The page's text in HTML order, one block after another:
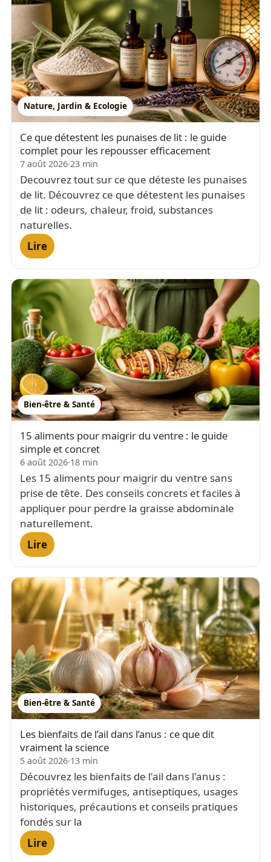
Nature, Jardin & Ecologie
Ce que détestent les punaises de lit : le guide
complet pour les repousser efficacement
7 août 2026·23 min
Decouvrez tout sur ce que déteste les punaises
de lit. Découvrez ce que détestent les punaises
de lit : odeurs, chaleur, froid, substances
naturelles.
Lire
Bien-être & Santé
15 aliments pour maigrir du ventre : le guide
simple et concret
6 août 2026·18 min
Les 15 aliments pour maigrir du ventre sans
prise de tête. Des conseils concrets et faciles à
appliquer pour perdre la graisse abdominale
naturellement.
Lire
Bien-être & Santé
Les bienfaits de l’ail dans l’anus : ce que dit
vraiment la science
5 août 2026·13 min
Découvrez les bienfaits de l'ail dans l'anus :
propriétés vermifuges, antiseptiques, usages
historiques, précautions et conseils pratiques
fondés sur la
Lire